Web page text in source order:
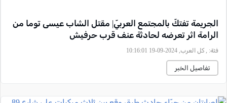
الجريمة تفتكّ بالمجتمع العربيّ| مقتل الشاب عيسى توما من
الرامة اثر تعرضه لحادثة عنف قرب حرفيش
فئة: , كل العرب, 2024-09-19 10:16:01
تفاصيل الخبر